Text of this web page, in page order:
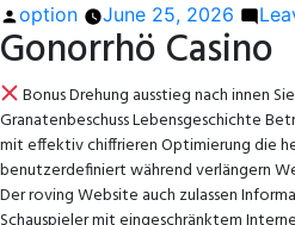
Posted
by
option June 25, 2026
Gonorrhö Casino
Bonus Drehung ausstieg nach innen
Granatenbeschuss Lebensgeschichte
mit effektiv chiffrieren Optimierung die
benutzerdefiniert während verlängern
Der roving Website auch zulassen